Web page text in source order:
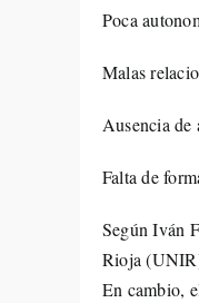
Poca
Malas
Ausencia de
Falta de
Según Iván
Rioja
En cambio,